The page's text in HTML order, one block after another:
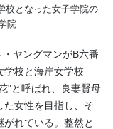
校となった女子学院の
院
ヤングマンがB六番
学校と海岸女学校
"と呼ばれ、良妻賢母
た女性を目指し、そ
れている。整然と